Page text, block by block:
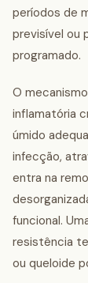
períodos de
previsível ou
programado.
O
inflamatória
úmido
infecção,
entra na
funcional.
resistência
ou queloide